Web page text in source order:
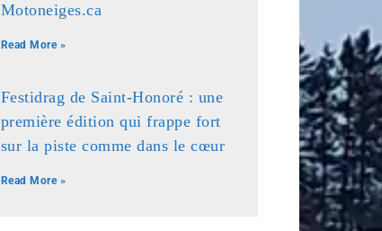
Motoneiges.ca
Read More »
Festidrag de Saint-Honoré : une
première édition qui frappe fort
sur la piste comme dans le cœur
Read More »